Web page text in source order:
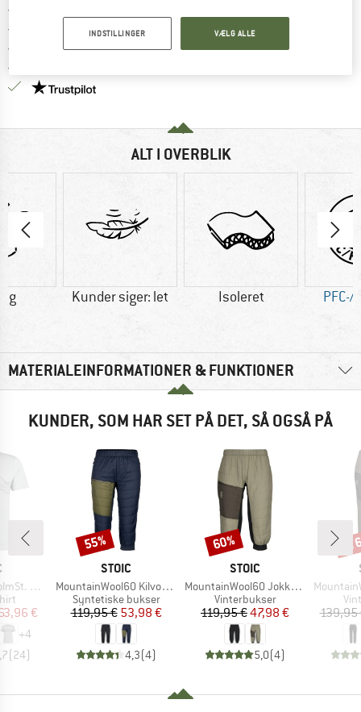
100 dages returretGå til returretten her Åbnes i en infoboks
> 4.000.000 tilfredse kunder
Vi er Trustpilot-certificeret - oplysningerne får du
ALT I OVERBLIK
g Kunder siger: let Isoleret PFC-/
MATERIALEINFORMATIONER & FUNKTIONER
KUNDER, SOM HAR SET PÅ DET, SÅ OGSÅ PÅ
Lines
pris
€
+4
(24)
MÆRKE
STOIC
Artikel
MountainWool60 KilvoSt. II Padded 3/4 Pants
Produktgruppe
Syntetiske bukser
Pris
119,95 €Nedsat pris
53,98 €
4,3(4)
Rabat
55%
MÆRKE
STOIC
Artikel
MountainWool60 JokkmokkSt. Padded 3/4 Pants
Produktgruppe
Vinterbukser
Pris
119,95 €Nedsat pris
47,98 €
5,0(4)
Rabat
60%
Artikel
MountainWool60
139,95
INDSTILLINGER VÆLG ALLE